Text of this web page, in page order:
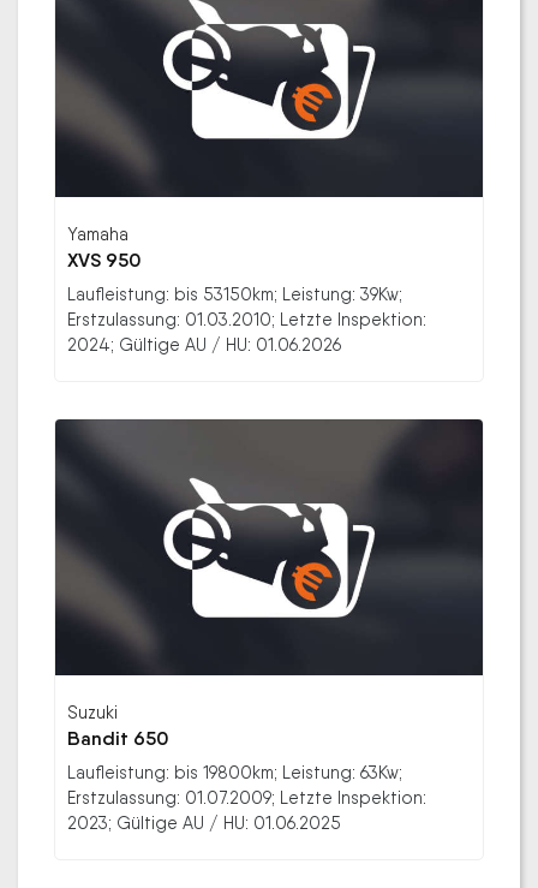
Yamaha
XVS 950
Laufleistung: bis 53150km; Leistung: 39Kw;
Erstzulassung: 01.03.2010; Letzte Inspektion:
2024; Gültige AU / HU: 01.06.2026
Suzuki
Bandit 650
Laufleistung: bis 19800km; Leistung: 63Kw;
Erstzulassung: 01.07.2009; Letzte Inspektion:
2023; Gültige AU / HU: 01.06.2025